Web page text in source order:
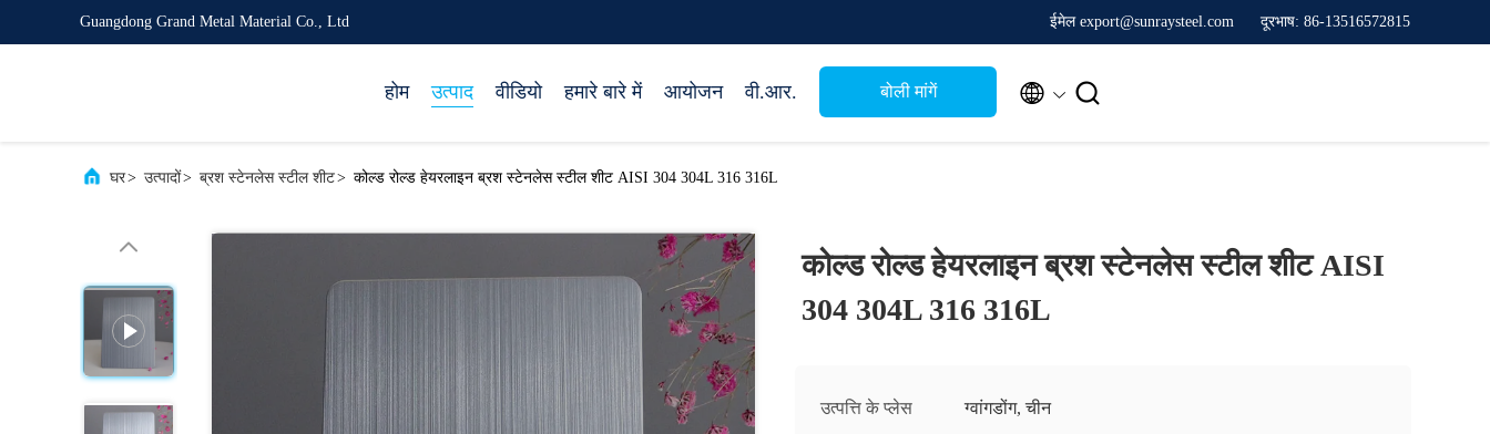
Guangdong Grand Metal Material Co., Ltd ईमेल export@sunraysteel.com दूरभाष: 86-13516572815
होम उत्पाद वीडियो हमारे बारे में आयोजन वी.आर. बोली मांगें  
घर> उत्पादों> ब्रश स्टेनलेस स्टील शीट> कोल्ड रोल्ड हेयरलाइन ब्रश स्टेनलेस स्टील शीट AISI 304 304L 316 316L
कोल्ड रोल्ड हेयरलाइन ब्रश स्टेनलेस स्टील शीट AISI
304 304L 316 316L
उत्पत्ति के प्लेस ग्वांगडोंग, चीन